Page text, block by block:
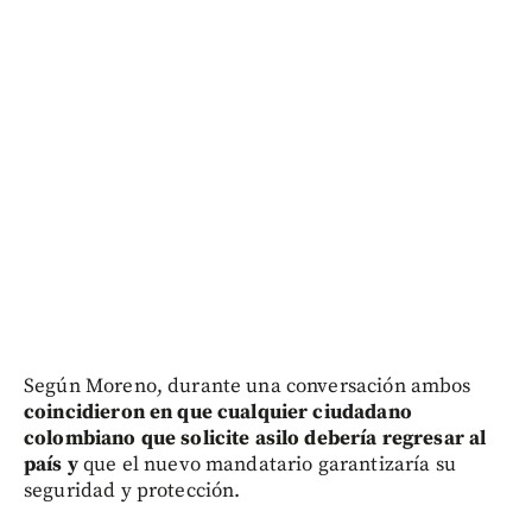
Según Moreno, durante una conversación ambos
coincidieron en que cualquier ciudadano
colombiano que solicite asilo debería regresar al
país yque el nuevo mandatario garantizaría su
seguridad y protección.